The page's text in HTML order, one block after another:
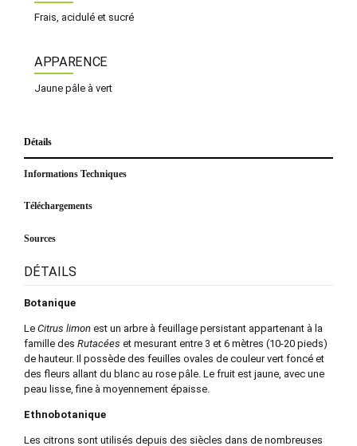
Frais, acidulé et sucré
APPARENCE
Jaune pâle à vert
Détails
Informations Techniques
Téléchargements
Sources
DÉTAILS
Botanique
Le Citrus limon est un arbre à feuillage persistant appartenant à la
famille des Rutacées et mesurant entre 3 et 6 mètres (10-20 pieds)
de hauteur. Il possède des feuilles ovales de couleur vert foncé et
des fleurs allant du blanc au rose pâle. Le fruit est jaune, avec une
peau lisse, fine à moyennement épaisse.
Ethnobotanique
Les citrons sont utilisés depuis des siècles dans de nombreuses